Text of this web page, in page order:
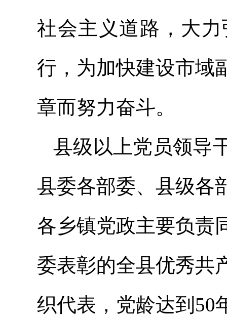
社会主义道路，大
行，为加快建设市域
章而努力奋斗。
县级以上党员领导
县委各部委、县级各
各乡镇党政主要负责
委表彰的全县优秀共
织代表，党龄达到50